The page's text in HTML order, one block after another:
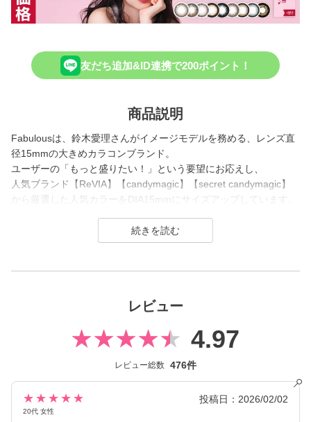
友だち追加&ID連携で200ポイント！
商品説明
Fabulousは、鈴木愛理さんがイメージモデルを務める、レンズ直
径15mmの大きめカラコンブランド。
ユーザーの「もっと盛りたい！」という要望にお応えし、
人気ブランド【ReVIA】【candymagic】【secret candymagic】
から厳選した人気カラーをDIA15mmにサイズアップしています。
これまで1monthのみの展開だったFabulousは、2025年に大幅リ
な盛れ感を叶えます。
ズ、ナチュラルに盛れるレンズなど
「もっと盛りたい！」という欲を満たす充実のカラーラインナッ
プです。
レビュー
4.97
レビュー総数 476件
★★★★★
20代 女性
投稿日：2026/02/02